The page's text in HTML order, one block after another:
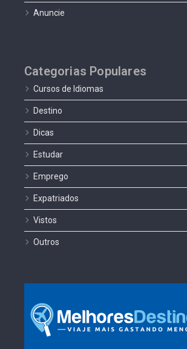
Anuncie
Categorias Populares
Cursos de Idiomas
Destino
Dicas
Estudar
Emprego
Expatriados
Vistos
Outros